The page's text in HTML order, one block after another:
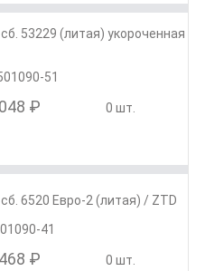
53229 (литая) укороченная
51
₽ 0 шт.
6520 Евро-2 (литая) / ZTD
41
₽ 0 шт.